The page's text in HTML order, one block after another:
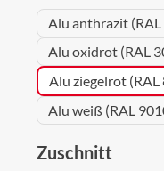
Alu anthrazit (RAL
Alu oxidrot (RAL
Alu ziegelrot (RAL
Alu weiß (RAL
Zuschnitt